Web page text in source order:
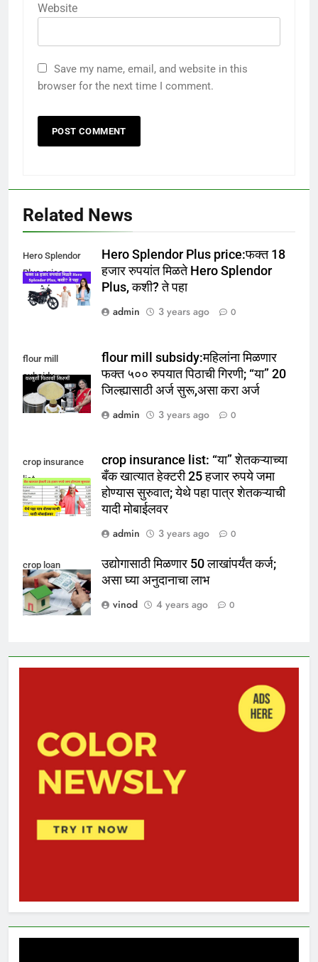
Website
Save my name, email, and website in this
browser for the next time I comment.
Related News
Hero Splendor
Plus price
Hero Splendor Plus price:फक्त 18
हजार रुपयांत मिळते Hero Splendor
Plus, कशी? ते पहा
admin
3 years ago 0
flour mill
subsidy
flour mill subsidy:महिलांना मिळणार
फक्त ५०० रुपयात पिठाची गिरणी; “या” 20
जिल्ह्यासाठी अर्ज सुरू,असा करा अर्ज
admin
3 years ago 0
crop insurance
list
crop insurance list: “या” शेतकऱ्याच्या
बँक खात्यात हेक्टरी 25 हजार रुपये जमा
होण्यास सुरुवात; येथे पहा पात्र शेतकऱ्याची
यादी मोबाईलवर
admin
3 years ago 0
crop loan
उद्योगासाठी मिळणार 50 लाखांपर्यंत कर्ज;
असा घ्या अनुदानाचा लाभ
vinod
4 years ago 0